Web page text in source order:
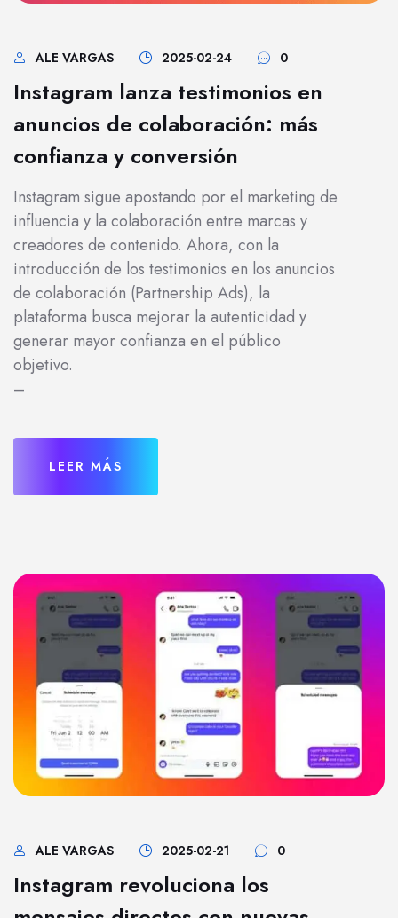
ALE VARGAS 2025-02-24 0
Instagram lanza testimonios en
anuncios de colaboración: más
confianza y conversión
Instagram sigue apostando por el marketing de
influencia y la colaboración entre marcas y
creadores de contenido. Ahora, con la
introducción de los testimonios en los anuncios
de colaboración (Partnership Ads), la
plataforma busca mejorar la autenticidad y
generar mayor confianza en el público
objetivo.
–
LEER MÁS
ALE VARGAS 2025-02-21 0
Instagram revoluciona los